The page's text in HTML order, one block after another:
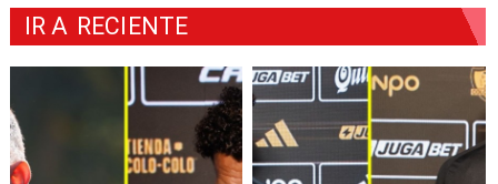
IR A RECIENTE